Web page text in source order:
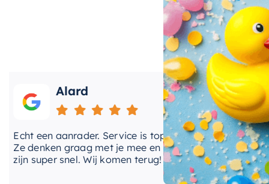
Dit bad is niet alleen mooi om te zien, maar ook
hoogwaardig materiaal dat garant staat voor
vrijstaande montagevormgemakkelijk te
keuze is voor zowel nieuwe als gerenoveerde
Kies voor de kwaliteit en stijl van Mondiazen geniet
met dit unieke vrijstaande bad.
Alard
een aanrader. Service is top!
denken graag met je mee en
super snel. Wij komen terug!
Roos
Onlangs heb ik
kranen van
BadenVloer. Ik
prijzen